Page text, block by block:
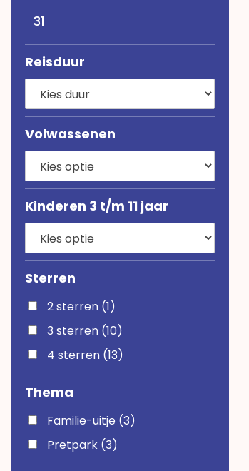
31
Reisduur
Volwassenen
Kinderen 3 t/m 11 jaar
Sterren
2 sterren (1)
3 sterren (10)
4 sterren (13)
Thema
Familie-uitje (3)
Pretpark (3)